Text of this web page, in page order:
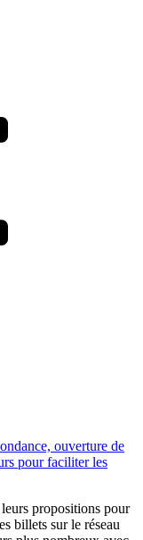
ouverture de
pour faciliter les
propositions pour
billets sur le réseau